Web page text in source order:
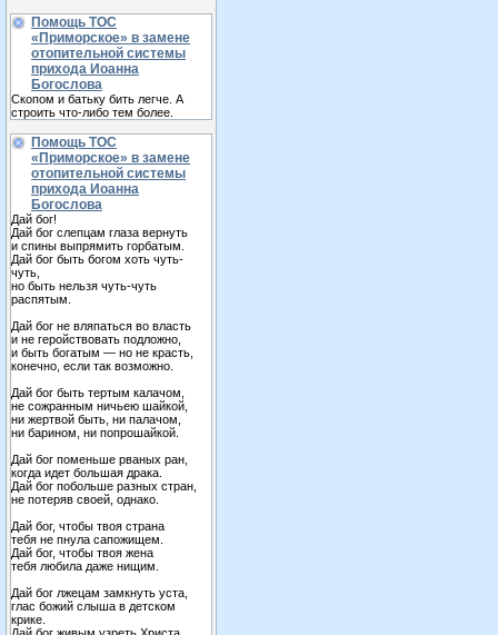
Помощь ТОС
«Приморское» в замене
отопительной системы
прихода Иоанна
Богослова
Скопом и батьку бить легче. А
строить что-либо тем более.
Помощь ТОС
«Приморское» в замене
отопительной системы
прихода Иоанна
Богослова
Дай бог!
Дай бог слепцам глаза вернуть
и спины выпрямить горбатым.
Дай бог быть богом хоть чуть-
чуть,
но быть нельзя чуть-чуть
распятым.
Дай бог не вляпаться во власть
и не геройствовать подложно,
и быть богатым — но не красть,
конечно, если так возможно.
Дай бог быть тертым калачом,
не сожранным ничьею шайкой,
ни жертвой быть, ни палачом,
ни барином, ни попрошайкой.
Дай бог поменьше рваных ран,
когда идет большая драка.
Дай бог побольше разных стран,
не потеряв своей, однако.
Дай бог, чтобы твоя страна
тебя не пнула сапожищем.
Дай бог, чтобы твоя жена
тебя любила даже нищим.
Дай бог лжецам замкнуть уста,
глас божий слыша в детском
крике.